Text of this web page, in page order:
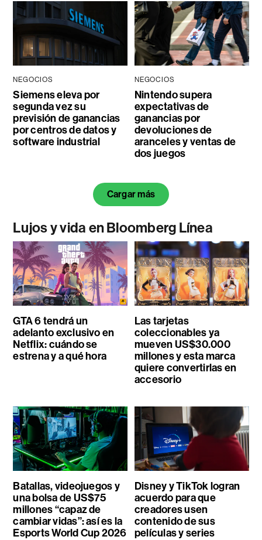
NEGOCIOS
Siemens eleva por
segunda vez su
previsión de ganancias
por centros de datos y
software industrial
NEGOCIOS
Nintendo supera
expectativas de
ganancias por
devoluciones de
aranceles y ventas de
dos juegos
Cargar más
Lujos y vida en Bloomberg Línea
GTA 6 tendrá un
adelanto exclusivo en
Netflix: cuándo se
estrena y a qué hora
Las tarjetas
coleccionables ya
mueven US$30.000
millones y esta marca
quiere convertirlas en
accesorio
Batallas, videojuegos y
una bolsa de US$75
millones “capaz de
cambiar vidas”: así es la
Esports World Cup 2026
Disney y TikTok logran
acuerdo para que
creadores usen
contenido de sus
películas y series